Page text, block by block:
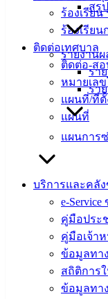
ร้องเรียน
ร้องเรีย
ติดต่อเทศบาล
ติดต่อ-สอ
หมายเล
แผนที่/ที่ตั้
แผนที่
สรุ
รายงาน
รา
รา
แผนการ
บริการและคลั
e-
คู่มือประ
คู่มือเจ้า
ข้อมูลทา
สถิติการ
ข้อมูลทา
สำหรับ
ประชาชน/
คู่มือการ
ปฏิบัติ
งาน
ข่าวสาร
น่ารู้
ศุนย์
ข้อมูล
อิเล็กทรอนิกส์
องค์
ความรู้
(Knowledge
Management)